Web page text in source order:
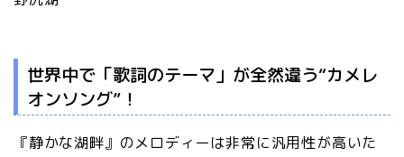
世界中で「歌詞のテーマ」が全然違う“カメレ
オンソング”！
『静かな湖畔』のメロディーは非常に汎用性が高いた